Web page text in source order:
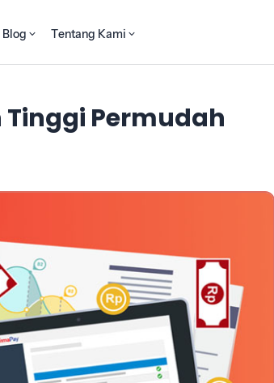
Blog Tentang Kami
Tinggi Permudah